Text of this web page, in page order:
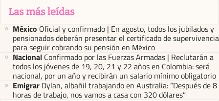
Las más leídas
México Oficial y confirmado | En agosto, todos los jubilados y
pensionados deberán presentar el certificado de supervivencia
para seguir cobrando su pensión en México
Nacional Confirmado por las Fuerzas Armadas | Reclutarán a
todos los jóvenes de 19, 20, 21 y 22 años en Colombia: será
nacional, por un año y recibirán un salario mínimo obligatorio
Emigrar Dylan, albañil trabajando en Australia: “Después de 8
horas de trabajo, nos vamos a casa con 320 dólares”